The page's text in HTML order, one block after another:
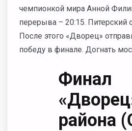
чемпионкой мира Анной
перерыва – 20:15. Питерский
После этого «Дворец»
победу в финале. Догнать
Финал
района